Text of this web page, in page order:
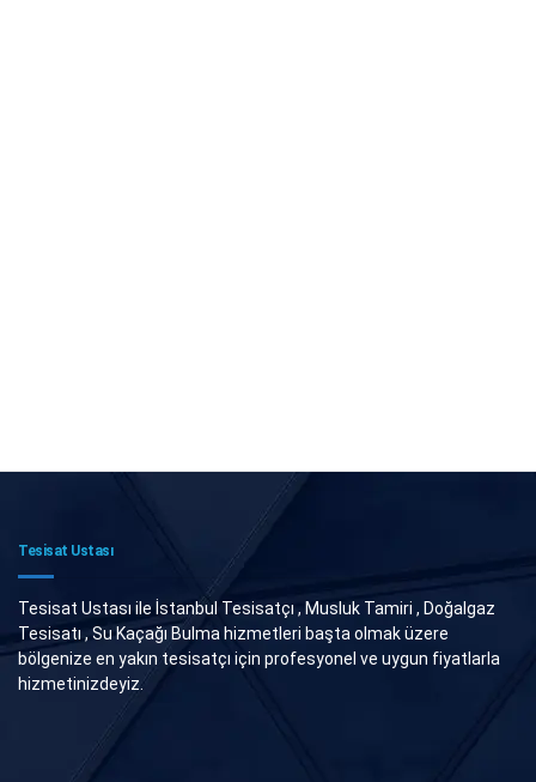
Tesisat Ustası
Tesisat Ustası ile İstanbul Tesisatçı , Musluk Tamiri , Doğalgaz
Tesisatı , Su Kaçağı Bulma hizmetleri başta olmak üzere
bölgenize en yakın tesisatçı için profesyonel ve uygun fiyatlarla
hizmetinizdeyiz.